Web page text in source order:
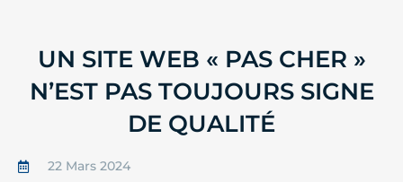
UN SITE WEB « PAS CHER »
N’EST PAS TOUJOURS SIGNE
DE QUALITÉ
22 Mars 2024